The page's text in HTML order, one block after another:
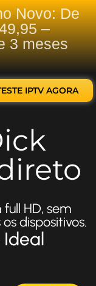
Novo: De
–
3 meses
IPTV AGORA
HD, sem
dispositivos.
Ideal